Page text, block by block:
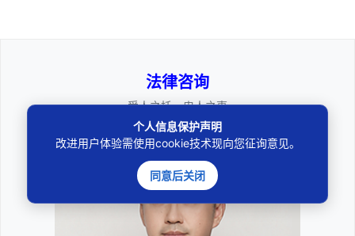
法律咨询
————受人之托、忠人之事————
个人信息保护声明
改进用户体验需使用cookie技术现向您征询意见。
同意后关闭